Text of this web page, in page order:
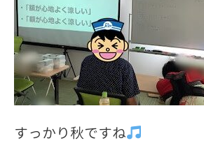
すっかり秋ですね